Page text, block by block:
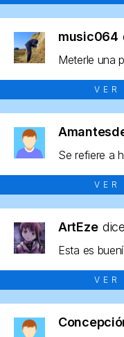
music064
Meterle una
VER
Se refiere a
VER
ArtEze
Esta es
VER